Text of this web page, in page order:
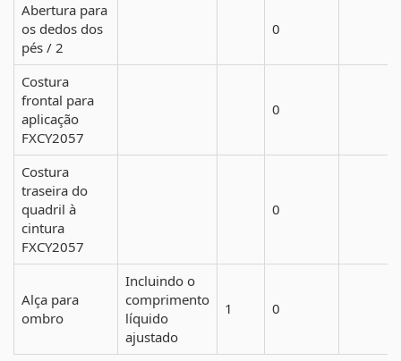
Abertura para
os dedos dos
pés / 2
0
Costura
frontal para
aplicação
FXCY2057
0
Costura
traseira do
quadril à
cintura
FXCY2057
0
Alça para
ombro
Incluindo o
comprimento
líquido
ajustado
1 0